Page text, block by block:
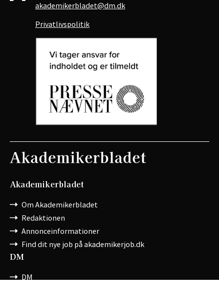
akademikerbladet@dm.dk
Privatlivspolitik
Akademikerbladet
Om Akademikerbladet
Redaktionen
Annonceinformationer
Find dit nye job på akademikerjob.dk
DM
DM